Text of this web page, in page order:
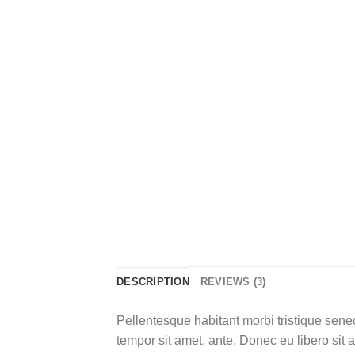
DESCRIPTION REVIEWS (3)
Pellentesque habitant morbi tristique
tempor sit amet, ante. Donec eu libero sit